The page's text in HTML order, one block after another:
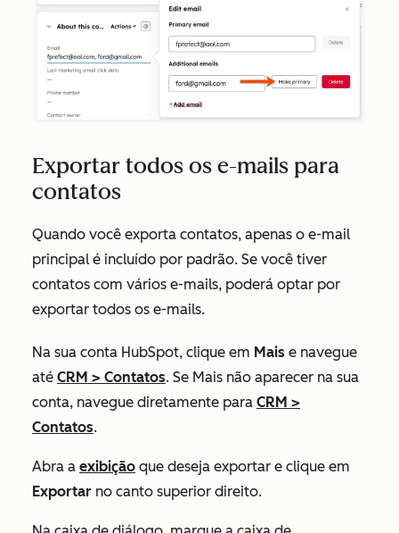
Exportar todos os e-mails para
contatos
Quando você exporta contatos, apenas o e-mail
principal é incluído por padrão. Se você tiver
contatos com vários e-mails, poderá optar por
exportar todos os e-mails.
Na sua conta HubSpot, clique em Mais e navegue
até CRM > Contatos. Se Mais não aparecer na sua
conta, navegue diretamente para CRM >
Contatos.
Abra a exibição que deseja exportar e clique em
Exportar no canto superior direito.